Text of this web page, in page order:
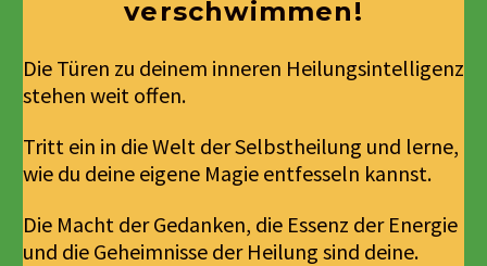
verschwimmen!
Die Türen zu deinem inneren Heilungsintelligenz
stehen weit offen.
Tritt ein in die Welt der Selbstheilung und lerne,
wie du deine eigene Magie entfesseln kannst.
Die Macht der Gedanken, die Essenz der Energie
und die Geheimnisse der Heilung sind deine.